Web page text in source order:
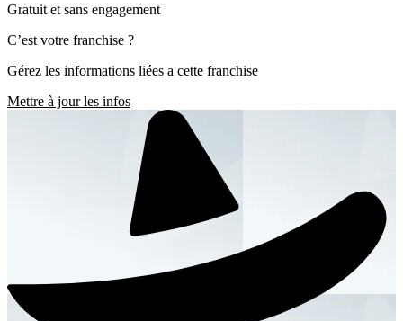
Gratuit et sans engagement
C’est votre franchise ?
Gérez les informations liées a cette franchise
Mettre à jour les infos